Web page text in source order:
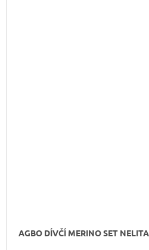
AGBO DÍVČÍ MERINO SET NELITA